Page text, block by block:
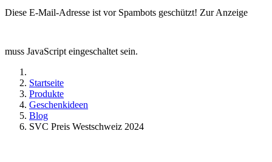
Diese E-Mail-Adresse ist vor Spambots geschützt! Zur Anzeige
muss JavaScript eingeschaltet sein.
Startseite
Produkte
Geschenkideen
Blog
SVC Preis Westschweiz 2024